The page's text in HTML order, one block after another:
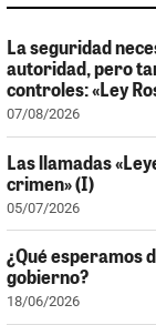
La seguridad
autoridad, pero
controles: «Ley
07/08/2026
Las llamadas
crimen» (I)
05/07/2026
¿Qué esperamos
gobierno?
18/06/2026